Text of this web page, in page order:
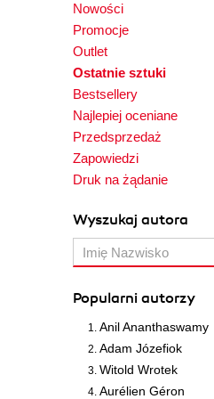
Nowości
Promocje
Outlet
Ostatnie sztuki
Bestsellery
Najlepiej oceniane
Przedsprzedaż
Zapowiedzi
Druk na żądanie
Wyszukaj autora
Popularni autorzy
Anil Ananthaswamy
Adam Józefiok
Witold Wrotek
Aurélien Géron